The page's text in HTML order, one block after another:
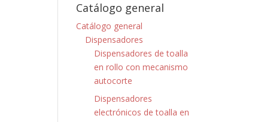
Catálogo general
Catálogo general
Dispensadores
Dispensadores de toalla
en rollo con mecanismo
autocorte
Dispensadores
electrónicos de toalla en